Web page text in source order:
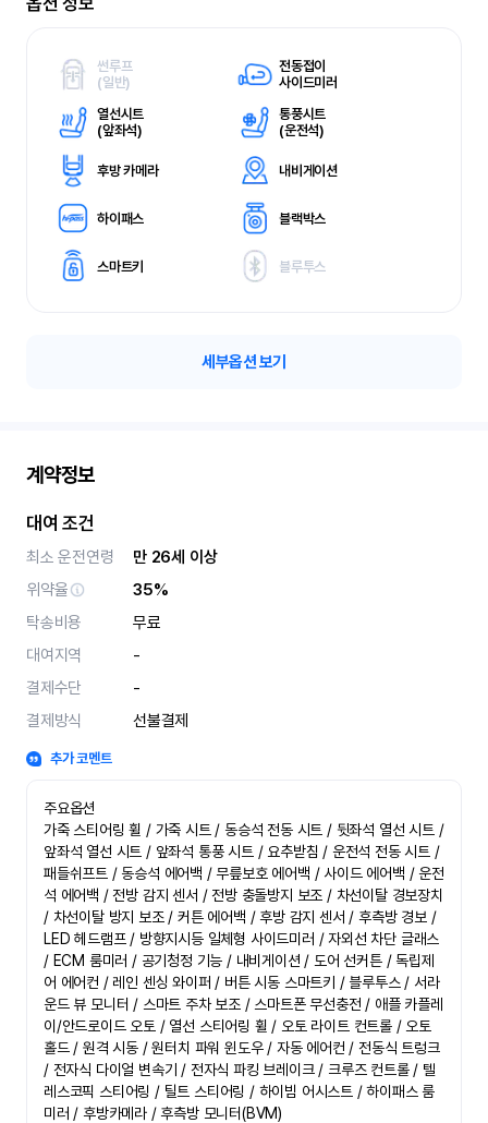
썬루프
(일반)
전동접이
사이드미러
열선시트
(앞좌석)
통풍시트
(운전석)
후방 카메라 내비게이션
하이패스 블랙박스
스마트키 블루투스
세부옵션 보기
계약정보
대여 조건
최소 운전연령
만 26세 이상
위약율
35%
탁송비용
무료
대여지역
-
결제수단
-
결제방식
선불결제
추가 코멘트
주요옵션
가죽 스티어링 휠 / 가죽 시트 / 동승석 전동 시트 / 뒷좌석 열선 시트 /
앞좌석 열선 시트 / 앞좌석 통풍 시트 / 요추받침 / 운전석 전동 시트 /
패들쉬프트 / 동승석 에어백 / 무릎보호 에어백 / 사이드 에어백 / 운전
석 에어백 / 전방 감지 센서 / 전방 충돌방지 보조 / 차선이탈 경보장치
/ 차선이탈 방지 보조 / 커튼 에어백 / 후방 감지 센서 / 후측방 경보 /
LED 헤드램프 / 방향지시등 일체형 사이드미러 / 자외선 차단 글래스
/ ECM 룸미러 / 공기청정 기능 / 내비게이션 / 도어 선커튼 / 독립제
어 에어컨 / 레인 센싱 와이퍼 / 버튼 시동 스마트키 / 블루투스 / 서라
운드 뷰 모니터 / 스마트 주차 보조 / 스마트폰 무선충전 / 애플 카플레
이/안드로이드 오토 / 열선 스티어링 휠 / 오토 라이트 컨트롤 / 오토
홀드 / 원격 시동 / 원터치 파워 윈도우 / 자동 에어컨 / 전동식 트렁크
/ 전자식 다이얼 변속기 / 전자식 파킹 브레이크 / 크루즈 컨트롤 / 텔
레스코픽 스티어링 / 틸트 스티어링 / 하이빔 어시스트 / 하이패스 룸
미러 / 후방카메라 / 후측방 모니터(BVM)